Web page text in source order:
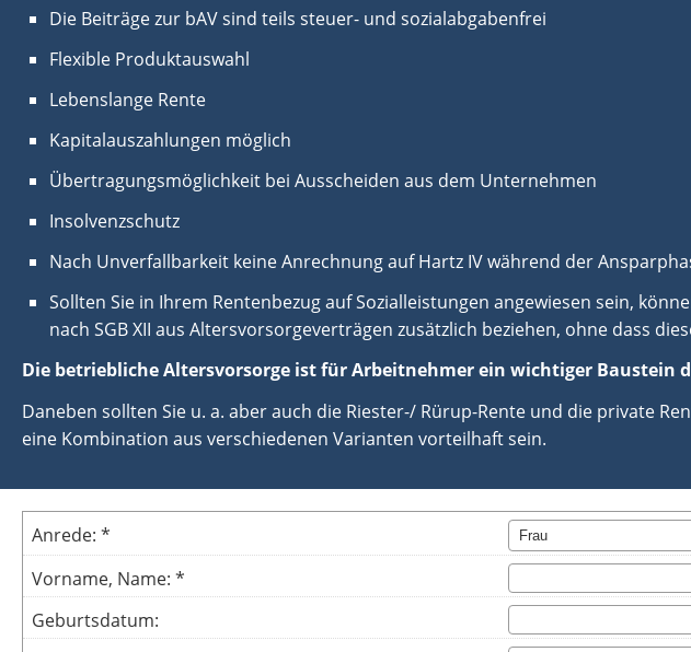
Die Beiträge zur bAV sind teils steuer- und sozialabgabenfrei
Flexible Produktauswahl
Lebenslange Rente
Kapitalauszahlungen möglich
Übertragungsmöglichkeit bei Ausscheiden aus dem Unternehmen
Insolvenzschutz
Nach Unverfallbarkeit keine Anrechnung auf Hartz IV während der
Sollten Sie in Ihrem Rentenbezug auf Sozialleistungen angewiesen sein,
nach SGB XII aus Altersvorsorgeverträgen zusätzlich beziehen, ohne dass
Die betriebliche Altersvorsorge ist für Arbeitnehmer ein wichtiger Baustein
Daneben sollten Sie u. a. aber auch die Riester-/ Rürup-Rente und die private
eine Kombination aus verschiedenen Varianten vorteilhaft sein.
Anrede: *
Vorname, Name: *
Geburtsdatum: